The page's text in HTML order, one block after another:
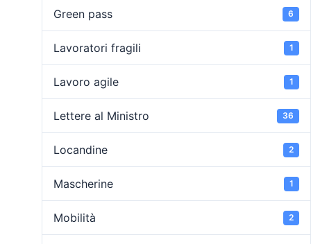
Green pass 6
Lavoratori fragili 1
Lavoro agile 1
Lettere al Ministro 36
Locandine 2
Mascherine 1
Mobilità 2